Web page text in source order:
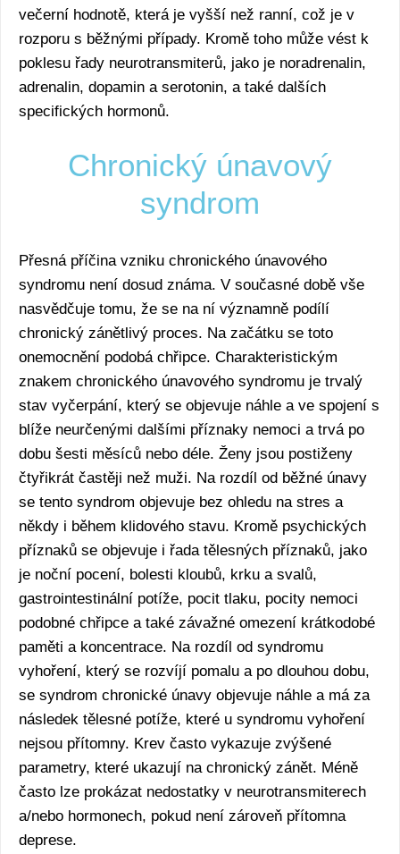
večerní hodnotě, která je vyšší než ranní, což je v
rozporu s běžnými případy. Kromě toho může vést k
poklesu řady neurotransmiterů, jako je noradrenalin,
adrenalin, dopamin a serotonin, a také dalších
specifických hormonů.
Chronický únavový
syndrom
Přesná příčina vzniku chronického únavového
syndromu není dosud známa. V současné době vše
nasvědčuje tomu, že se na ní významně podílí
chronický zánětlivý proces. Na začátku se toto
onemocnění podobá chřipce. Charakteristickým
znakem chronického únavového syndromu je trvalý
stav vyčerpání, který se objevuje náhle a ve spojení s
blíže neurčenými dalšími příznaky nemoci a trvá po
dobu šesti měsíců nebo déle. Ženy jsou postiženy
čtyřikrát častěji než muži. Na rozdíl od běžné únavy
se tento syndrom objevuje bez ohledu na stres a
někdy i během klidového stavu. Kromě psychických
příznaků se objevuje i řada tělesných příznaků, jako
je noční pocení, bolesti kloubů, krku a svalů,
gastrointestinální potíže, pocit tlaku, pocity nemoci
podobné chřipce a také závažné omezení krátkodobé
paměti a koncentrace. Na rozdíl od syndromu
vyhoření, který se rozvíjí pomalu a po dlouhou dobu,
se syndrom chronické únavy objevuje náhle a má za
následek tělesné potíže, které u syndromu vyhoření
nejsou přítomny. Krev často vykazuje zvýšené
parametry, které ukazují na chronický zánět. Méně
často lze prokázat nedostatky v neurotransmiterech
a/nebo hormonech, pokud není zároveň přítomna
deprese.